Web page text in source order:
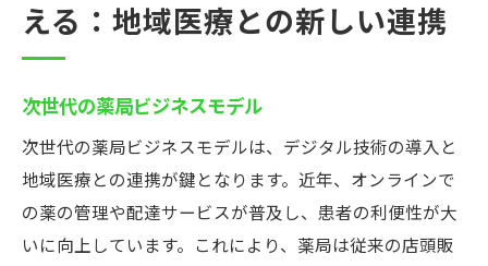
える：地域医療との新しい連携
次世代の薬局ビジネスモデル
次世代の薬局ビジネスモデルは、デジタル技術の導入と
地域医療との連携が鍵となります。近年、オンラインで
の薬の管理や配達サービスが普及し、患者の利便性が大
いに向上しています。これにより、薬局は従来の店頭販